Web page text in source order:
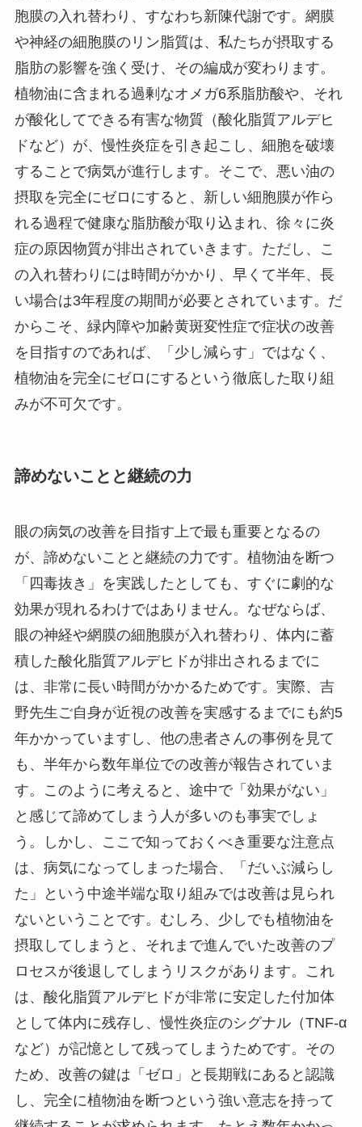
胞膜の入れ替わり、すなわち新陳代謝です。網膜
や神経の細胞膜のリン脂質は、私たちが摂取する
脂肪の影響を強く受け、その編成が変わります。
植物油に含まれる過剰なオメガ6系脂肪酸や、それ
が酸化してできる有害な物質（酸化脂質アルデヒ
ドなど）が、慢性炎症を引き起こし、細胞を破壊
することで病気が進行します。そこで、悪い油の
摂取を完全にゼロにすると、新しい細胞膜が作ら
れる過程で健康な脂肪酸が取り込まれ、徐々に炎
症の原因物質が排出されていきます。ただし、こ
の入れ替わりには時間がかかり、早くて半年、長
い場合は3年程度の期間が必要とされています。だ
からこそ、緑内障や加齢黄斑変性症で症状の改善
を目指すのであれば、「少し減らす」ではなく、
植物油を完全にゼロにするという徹底した取り組
みが不可欠です。
諦めないことと継続の力
眼の病気の改善を目指す上で最も重要となるの
が、諦めないことと継続の力です。植物油を断つ
「四毒抜き」を実践したとしても、すぐに劇的な
効果が現れるわけではありません。なぜならば、
眼の神経や網膜の細胞膜が入れ替わり、体内に蓄
積した酸化脂質アルデヒドが排出されるまでに
は、非常に長い時間がかかるためです。実際、吉
野先生ご自身が近視の改善を実感するまでにも約5
年かかっていますし、他の患者さんの事例を見て
も、半年から数年単位での改善が報告されていま
す。このように考えると、途中で「効果がない」
と感じて諦めてしまう人が多いのも事実でしょ
う。しかし、ここで知っておくべき重要な注意点
は、病気になってしまった場合、「だいぶ減らし
た」という中途半端な取り組みでは改善は見られ
ないということです。むしろ、少しでも植物油を
摂取してしまうと、それまで進んでいた改善のプ
ロセスが後退してしまうリスクがあります。これ
は、酸化脂質アルデヒドが非常に安定した付加体
として体内に残存し、慢性炎症のシグナル（TNF-α
など）が記憶として残ってしまうためです。その
ため、改善の鍵は「ゼロ」と長期戦にあると認識
し、完全に植物油を断つという強い意志を持って